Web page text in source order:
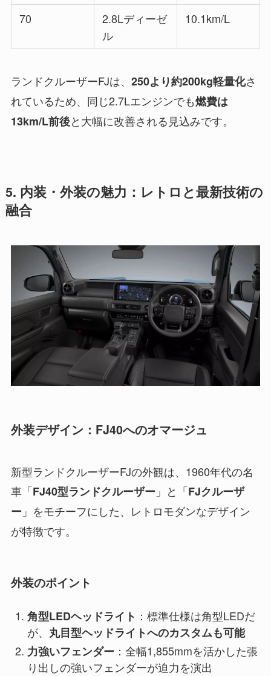
70
2.8Lディーゼ
ル
10.1km/L
ランドクルーザーFJは、 250より約200kg軽量化さ
れているため、同じ2.7Lエンジンでも燃費は
13km/L前後と大幅に改善される見込みです。
5. 内装・外装の魅力：レトロと最新技術の
融合
外装デザイン：FJ40へのオマージュ
新型ランドクルーザーFJの外観は、1960年代の名
車「FJ40型ランドクルーザー 」と「FJクルーザ
ー 」をモチーフにした、レトロモダンなデザイン
が特徴です。
外装のポイント
角型LEDヘッドライト ：標準仕様は角型LEDだ
が、 丸目型ヘッドライトへのカスタムも可能
力強いフェンダー ：全幅1,855mmを活かした張
り出しの強いフェンダーが迫力を演出